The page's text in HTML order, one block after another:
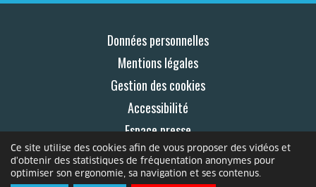
Ce site utilise des cookies afin de vous proposer des vidéos et
d'obtenir des statistiques de fréquentation anonymes pour
optimiser son ergonomie, sa navigation et ses contenus.
© 2026 Le Mag
Données personnelles
Mentions légales
Gestion des cookies
Accessibilité
Espace presse
Contact